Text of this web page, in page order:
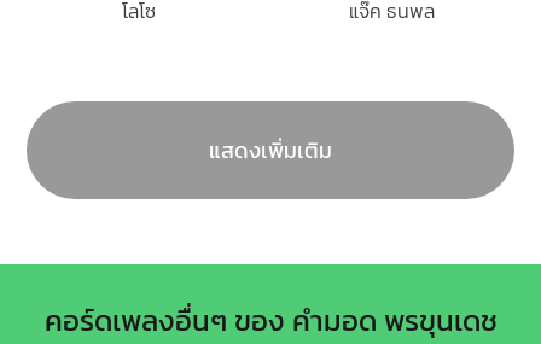
โลโซ แจ๊ค ธนพล
แสดงเพิ่มเติม
คอร์ดเพลงอื่นๆ ของ คำมอด พรขุนเดช